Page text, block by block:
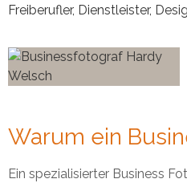
Freiberufler, Dienstleister,
Warum ein
Ein spezialisierter Business